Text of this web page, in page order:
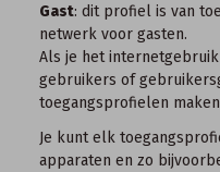
Gast: dit profiel is van
netwerk voor gasten.
Als je het
gebruikers of
toegangsprofielen
Je kunt elk
apparaten en zo